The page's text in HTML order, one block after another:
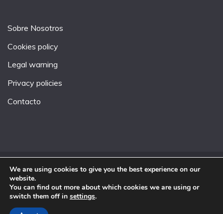
Sobre Nosotros
Cookies policy
Legal warning
Privacy policies
Contacto
Proudly powered by WordPress
|
Theme: Fairy by
Candid Themes
We are using cookies to give you the best experience on our
website.
You can find out more about which cookies we are using or
switch them off in settings.